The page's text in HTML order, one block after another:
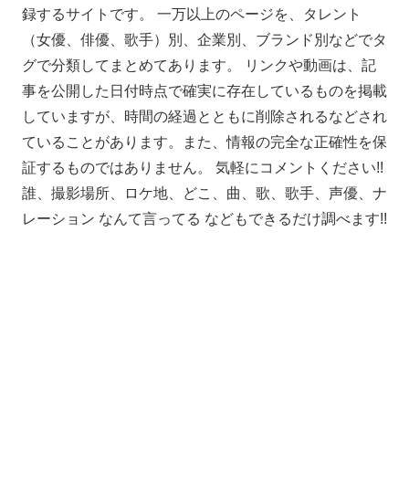
録するサイトです。 一万以上のページを、タレント
（女優、俳優、歌手）別、企業別、ブランド別などでタ
グで分類してまとめてあります。 リンクや動画は、記
事を公開した日付時点で確実に存在しているものを掲載
していますが、時間の経過とともに削除されるなどされ
ていることがあります。また、情報の完全な正確性を保
証するものではありません。 気軽にコメントください!!
誰、撮影場所、ロケ地、どこ、曲、歌、歌手、声優、ナ
レーション なんて言ってる などもできるだけ調べます!!